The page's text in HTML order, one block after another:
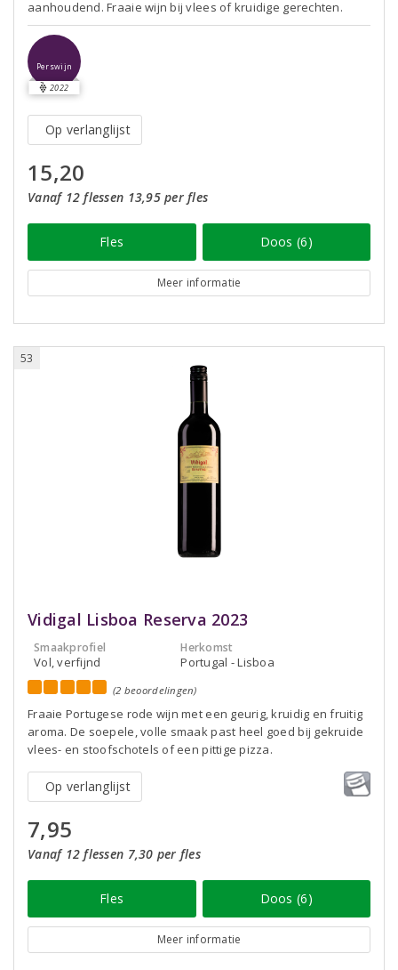
aanhoudend. Fraaie wijn bij vlees of kruidige gerechten.
Perswijn
2022
Op verlanglijst
15,20
Vanaf 12 flessen 13,95 per fles
Fles Doos (6)
Meer informatie
53
Vidigal Lisboa Reserva 2023
Smaakprofiel
Vol, verfijnd
Herkomst
Portugal - Lisboa
(2 beoordelingen)
Fraaie Portugese rode wijn met een geurig, kruidig en fruitig
aroma. De soepele, volle smaak past heel goed bij gekruide
vlees- en stoofschotels of een pittige pizza.
Op verlanglijst
7,95
Vanaf 12 flessen 7,30 per fles
Fles Doos (6)
Meer informatie